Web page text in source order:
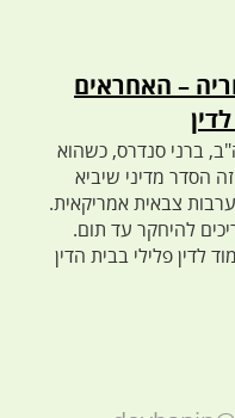
– האחראים
ברני סנדרס, כשהוא
הסדר מדיני שיביא
צבאית אמריקאית.
להיחקר עד תום.
לדין פלילי בבית הדין